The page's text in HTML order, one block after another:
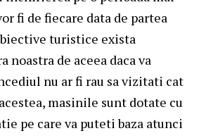
fi de fiecare data de partea
turistice exista
noastra de aceea daca va
nu ar fi rau sa vizitati cat
masinile sunt dotate cu
pe care va puteti baza atunci